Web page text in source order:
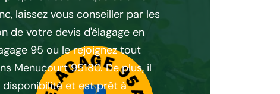
laissez vous conseiller par les
de votre devis d'élagage en
95 ou le rejoignez tout
Menucourt 95180. De plus, il
et est prêt à